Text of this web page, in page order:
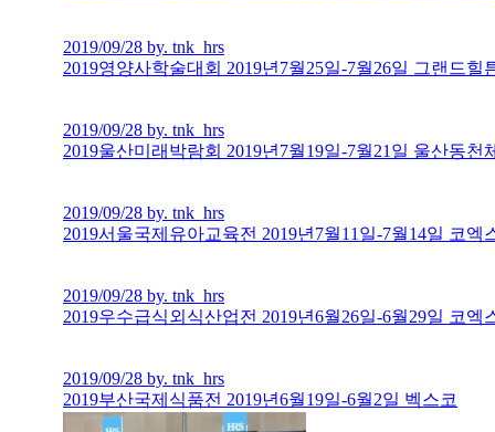
2019/09/28 by. tnk_hrs
2019영양사학술대회 2019년7월25일-7월26일 그랜드힐
2019/09/28 by. tnk_hrs
2019울산미래박람회 2019년7월19일-7월21일 울산동천
2019/09/28 by. tnk_hrs
2019서울국제유아교육전 2019년7월11일-7월14일 코엑
2019/09/28 by. tnk_hrs
2019우수급식외식산업전 2019년6월26일-6월29일 코엑
2019/09/28 by. tnk_hrs
2019부산국제식품전 2019년6월19일-6월2일 벡스코